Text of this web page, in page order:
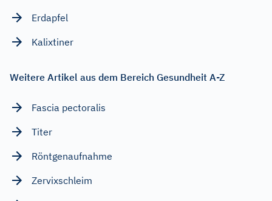
Erdapfel
Kalixtiner
Weitere Artikel aus dem Bereich Gesundheit A-Z
Fascia pectoralis
Titer
Röntgenaufnahme
Zervixschleim